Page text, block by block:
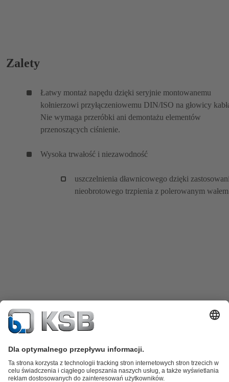
Zalety
Łatwy montaż napędu dzięki seryjnie montowanemu
kołnierzowi przyłączeniowemu DIN/ISO na głowicy
Nie wymaga przeróbki ani demontażu elementów
przenoszących ciśnienie.
Wysoka trwałość i niezawodność
uszczelnienia dławnicowego dzięki
nieobrotowego trzpienia z polerowanym